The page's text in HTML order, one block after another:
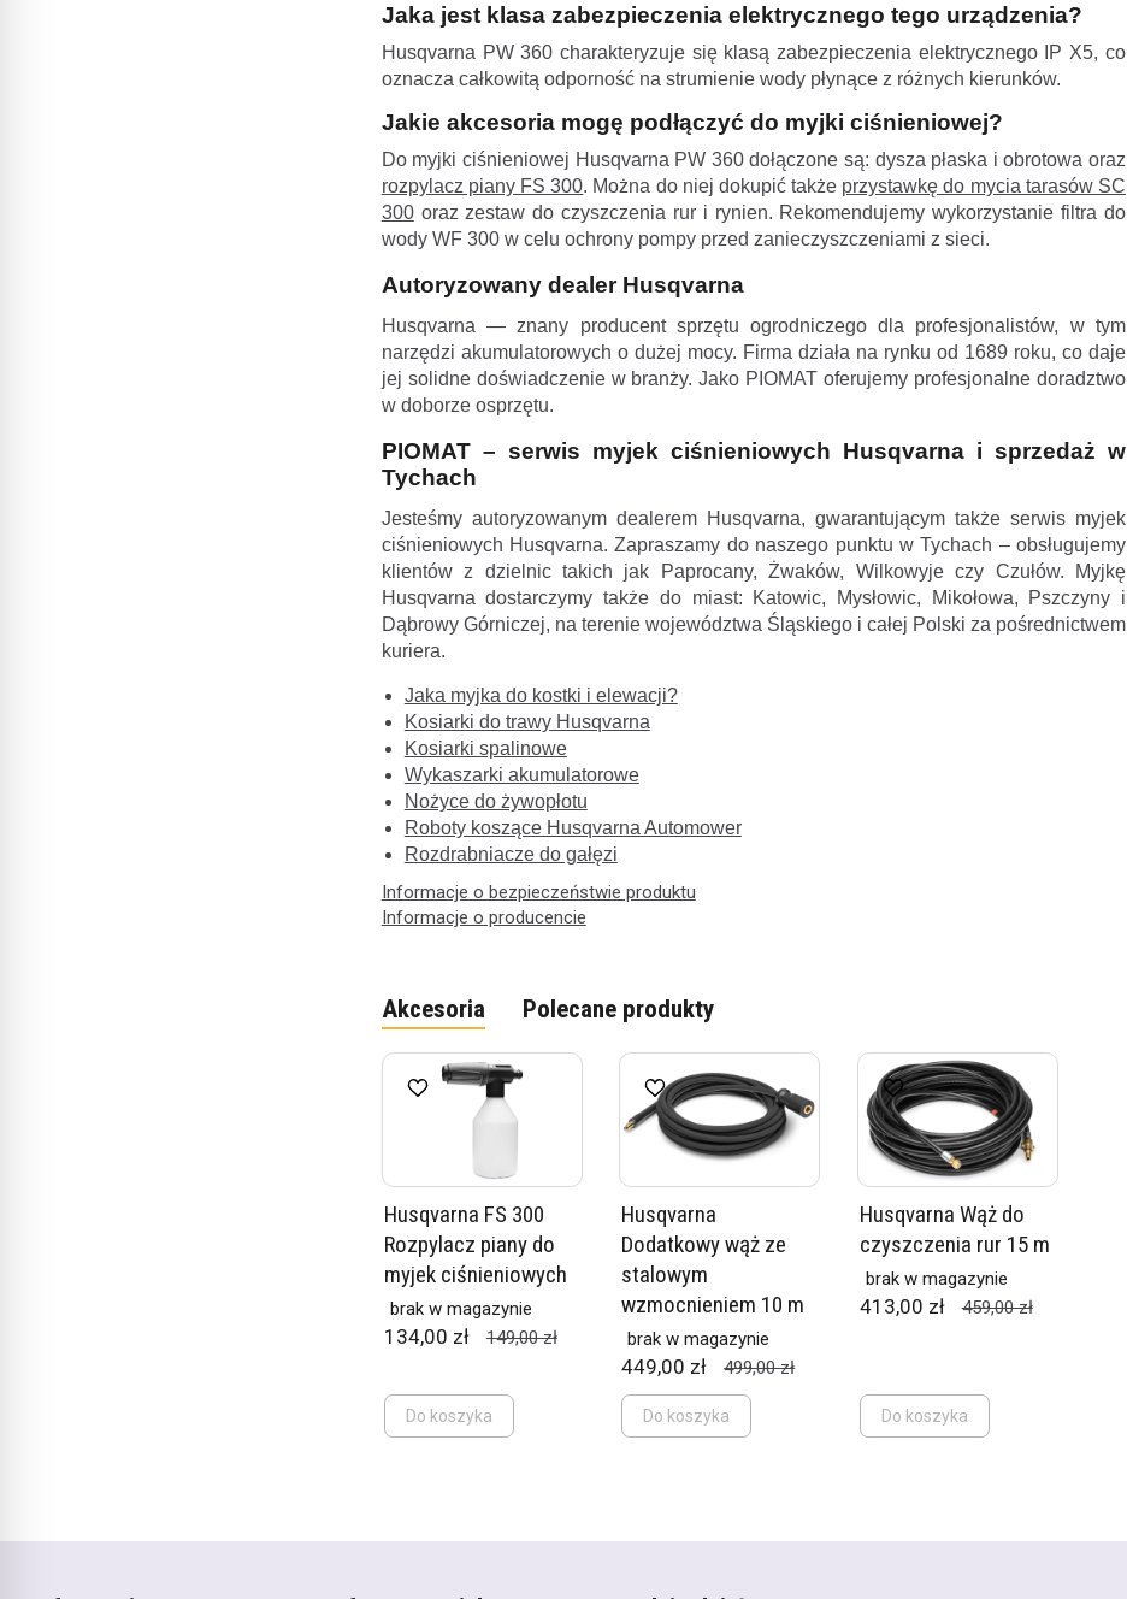
Jaka jest klasa zabezpieczenia elektrycznego tego urządzenia?
Husqvarna PW 360 charakteryzuje się klasą zabezpieczenia elektrycznego IP X5, co
oznacza całkowitą odporność na strumienie wody płynące z różnych kierunków.
Jakie akcesoria mogę podłączyć do myjki ciśnieniowej?
Do myjki ciśnieniowej Husqvarna PW 360 dołączone są: dysza płaska i obrotowa oraz
rozpylacz piany FS 300. Można do niej dokupić także przystawkę do mycia tarasów SC
300oraz zestaw do czyszczenia rur i rynien. Rekomendujemy wykorzystanie filtra do
wody WF 300 w celu ochrony pompy przed zanieczyszczeniami z sieci.
Autoryzowany dealer Husqvarna
Husqvarna — znany producent sprzętu ogrodniczego dla profesjonalistów, w tym
narzędzi akumulatorowych o dużej mocy. Firma działa na rynku od 1689 roku, co daje
jej solidne doświadczenie w branży. Jako PIOMAT oferujemy profesjonalne doradztwo
w doborze osprzętu.
PIOMAT – serwis myjek ciśnieniowych Husqvarna i sprzedaż w
Tychach
Jesteśmy autoryzowanym dealerem Husqvarna, gwarantującym także serwis myjek
ciśnieniowych Husqvarna. Zapraszamy do naszego punktu w Tychach – obsługujemy
klientów z dzielnic takich jak Paprocany, Żwaków, Wilkowyje czy Czułów. Myjkę
Husqvarna dostarczymy także do miast: Katowic, Mysłowic, Mikołowa, Pszczyny i
Dąbrowy Górniczej, na terenie województwa Śląskiego i całej Polski za pośrednictwem
kuriera.
Jaka myjka do kostki i elewacji?
Kosiarki do trawy Husqvarna
Kosiarki spalinowe
Wykaszarki akumulatorowe
Nożyce do żywopłotu
Roboty koszące Husqvarna Automower
Rozdrabniacze do gałęzi
Informacje o bezpieczeństwie produktu
Informacje o producencie
Akcesoria Polecane produkty
Husqvarna FS 300
Rozpylacz piany do
myjek ciśnieniowych
brak w magazynie
134,00 zł 149,00 zł
Do koszyka
Husqvarna
Dodatkowy wąż ze
stalowym
wzmocnieniem 10 m
brak w magazynie
449,00 zł 499,00 zł
Do koszyka
Husqvarna Wąż do
czyszczenia rur 15 m
brak w magazynie
413,00 zł 459,00 zł
Do koszyka